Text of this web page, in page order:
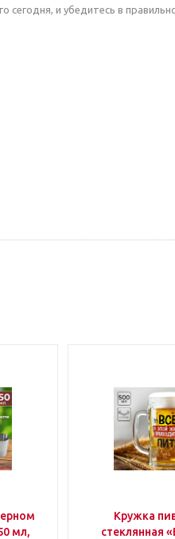
и убедитесь в
мл,
Кружка
стеклянная